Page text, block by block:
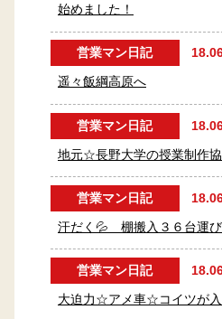
始めました！
営業マン日記
遥々飯綱高原へ
営業マン日記
地元☆長野大学の授業制作
営業マン日記
汗だく💦 棚搬入３６台運び
営業マン日記
大迫力☆アメ車☆コイツが入